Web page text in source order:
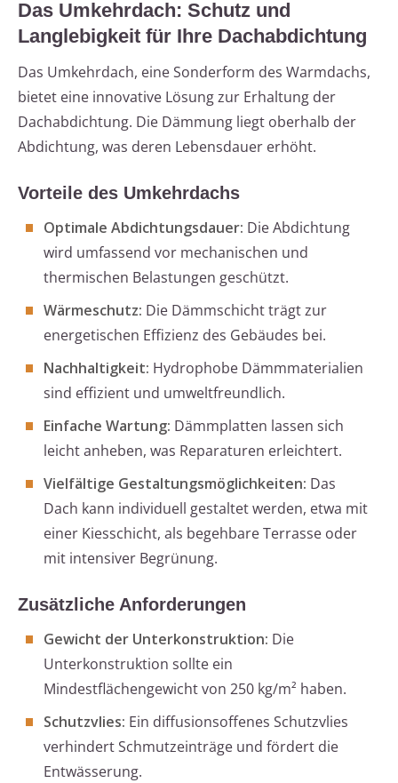
Das Umkehrdach: Schutz und
Langlebigkeit für Ihre Dachabdichtung
Das Umkehrdach, eine Sonderform des Warmdachs,
bietet eine innovative Lösung zur Erhaltung der
Dachabdichtung. Die Dämmung liegt oberhalb der
Abdichtung, was deren Lebensdauer erhöht.
Vorteile des Umkehrdachs
Optimale Abdichtungsdauer: Die Abdichtung
wird umfassend vor mechanischen und
thermischen Belastungen geschützt.
Wärmeschutz: Die Dämmschicht trägt zur
energetischen Effizienz des Gebäudes bei.
Nachhaltigkeit: Hydrophobe Dämmmaterialien
sind effizient und umweltfreundlich.
Einfache Wartung: Dämmplatten lassen sich
leicht anheben, was Reparaturen erleichtert.
Vielfältige Gestaltungsmöglichkeiten: Das
Dach kann individuell gestaltet werden, etwa mit
einer Kiesschicht, als begehbare Terrasse oder
mit intensiver Begrünung.
Zusätzliche Anforderungen
Gewicht der Unterkonstruktion: Die
Unterkonstruktion sollte ein
Mindestflächengewicht von 250 kg/m² haben.
Schutzvlies: Ein diffusionsoffenes Schutzvlies
verhindert Schmutzeinträge und fördert die
Entwässerung.